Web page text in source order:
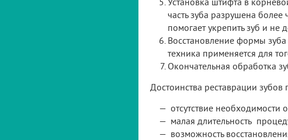
часть зуба разрушена
помогает укрепить зуб и не
Восстановление формы
техника применяется для
Окончательная обработка
Достоинства реставрации
отсутствие необходимости
малая длительность
возможность